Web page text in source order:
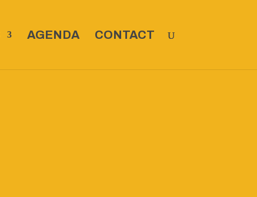
AGENDA CONTACT